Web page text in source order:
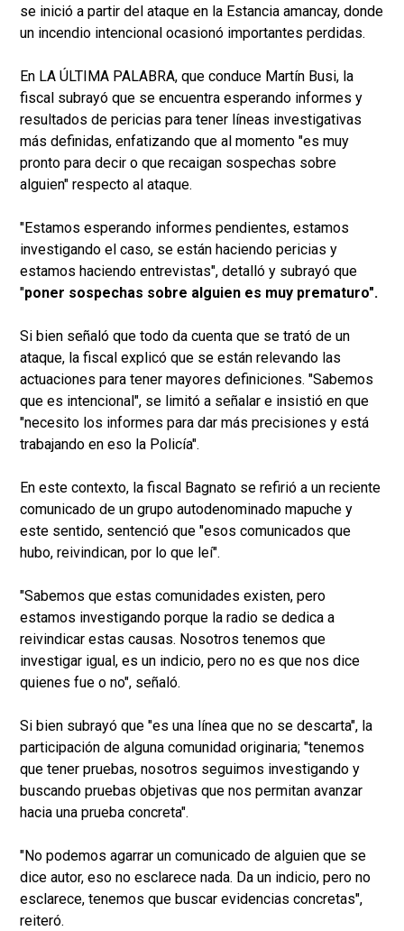
se inició a partir del ataque en la Estancia amancay, donde
un incendio intencional ocasionó importantes perdidas.
En LA ÚLTIMA PALABRA, que conduce Martín Busi, la
fiscal subrayó que se encuentra esperando informes y
resultados de pericias para tener líneas investigativas
más definidas, enfatizando que al momento "es muy
pronto para decir o que recaigan sospechas sobre
alguien" respecto al ataque.
"Estamos esperando informes pendientes, estamos
investigando el caso, se están haciendo pericias y
estamos haciendo entrevistas", detalló y subrayó que
"poner sospechas sobre alguien es muy prematuro".
Si bien señaló que todo da cuenta que se trató de un
ataque, la fiscal explicó que se están relevando las
actuaciones para tener mayores definiciones. "Sabemos
que es intencional", se limitó a señalar e insistió en que
"necesito los informes para dar más precisiones y está
trabajando en eso la Policía".
En este contexto, la fiscal Bagnato se refirió a un reciente
comunicado de un grupo autodenominado mapuche y
este sentido, sentenció que "esos comunicados que
hubo, reivindican, por lo que leí".
"Sabemos que estas comunidades existen, pero
estamos investigando porque la radio se dedica a
reivindicar estas causas. Nosotros tenemos que
investigar igual, es un indicio, pero no es que nos dice
quienes fue o no", señaló.
Si bien subrayó que "es una línea que no se descarta", la
participación de alguna comunidad originaria; "tenemos
que tener pruebas, nosotros seguimos investigando y
buscando pruebas objetivas que nos permitan avanzar
hacia una prueba concreta".
"No podemos agarrar un comunicado de alguien que se
dice autor, eso no esclarece nada. Da un indicio, pero no
esclarece, tenemos que buscar evidencias concretas",
reiteró.